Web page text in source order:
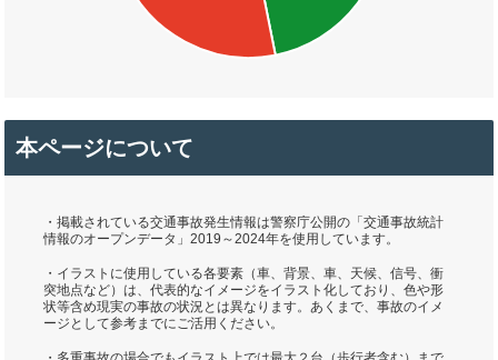
本ページについて
・掲載されている交通事故発生情報は警察庁公開の「交通事故統計
情報のオープンデータ」2019～2024年を使用しています。
・イラストに使用している各要素（車、背景、車、天候、信号、衝
突地点など）は、代表的なイメージをイラスト化しており、色や形
状等含め現実の事故の状況とは異なります。あくまで、事故のイメ
ージとして参考までにご活用ください。